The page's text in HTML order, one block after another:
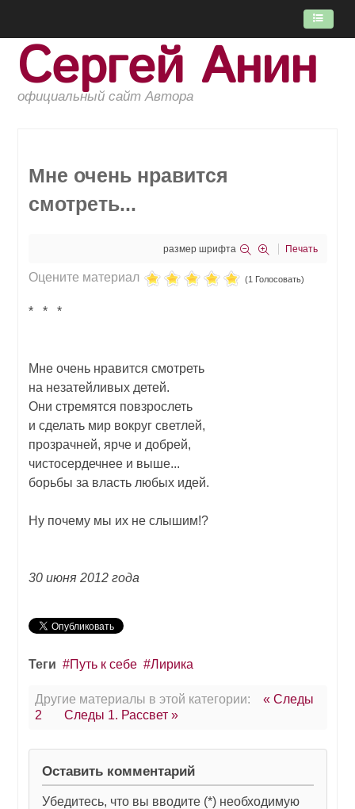
Сергей Анин
официальный сайт Автора
ГЛАВНАЯ
ПОТОК
Мне очень нравится
смотреть...
размер шрифта Печать
Оцените материал (1 Голосовать)
* * *
Мне очень нравится смотреть
на незатейливых детей.
Они стремятся повзрослеть
и сделать мир вокруг светлей,
прозрачней, ярче и добрей,
чистосердечнее и выше...
борьбы за власть любых идей.
Ну почему мы их не слышим!?
30 июня 2012 года
Теги Путь к себе Лирика
Другие материалы в этой категории:
« Следы
2
Следы 1. Рассвет »
Оставить комментарий
Убедитесь, что вы вводите (*) необходимую